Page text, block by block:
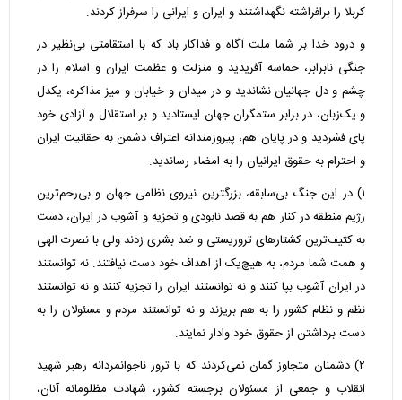
کربلا را برافراشته نگهداشتند و ایران و ایرانی را سرفراز کردند.
و درود خدا بر شما ملت آگاه و فداکار باد که با استقامتی بی‌نظیر در
جنگی نابرابر، حماسه آفریدید و منزلت و عظمت ایران و اسلام را در
چشم و دل جهانیان نشاندید و در میدان و خیابان و میز مذاکره، یکدل
و یک‌زبان، در برابر ستمگران جهان ایستادید و بر استقلال و آزادی خود
پای فشردید و در پایان هم، پیروزمندانه اعتراف دشمن به حقانیت ایران
و احترام به حقوق ایرانیان را به امضاء رساندید.
۱) در این جنگ بی‌سابقه، بزرگترین نیروی نظامی جهان و بی‌رحم‌ترین
رژیم منطقه در کنار هم به قصد نابودی و تجزیه و آشوب در ایران، دست
به کثیف‌ترین کشتارهای تروریستی و ضد بشری زدند ولی با نصرت الهی
و همت شما مردم، به هیچ‌یک از اهداف خود دست نیافتند. نه توانستند
در ایران آشوب بپا کنند و نه توانستند ایران را تجزیه کنند و نه توانستند
نظم و نظام کشور را به هم بریزند و نه توانستند مردم و مسئولان را به
دست برداشتن از حقوق خود وادار نمایند.
۲) دشمنان متجاوز گمان نمی‌کردند که با ترور ناجوانمردانه رهبر شهید
انقلاب و جمعی از مسئولان برجسته کشور، شهادت مظلومانه آنان،